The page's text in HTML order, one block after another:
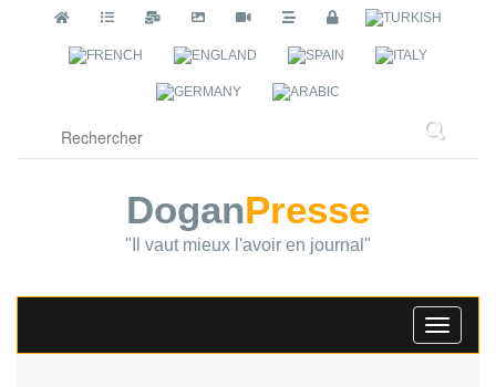
DoganPresse
"Il vaut mieux l'avoir en journal"
Toggle